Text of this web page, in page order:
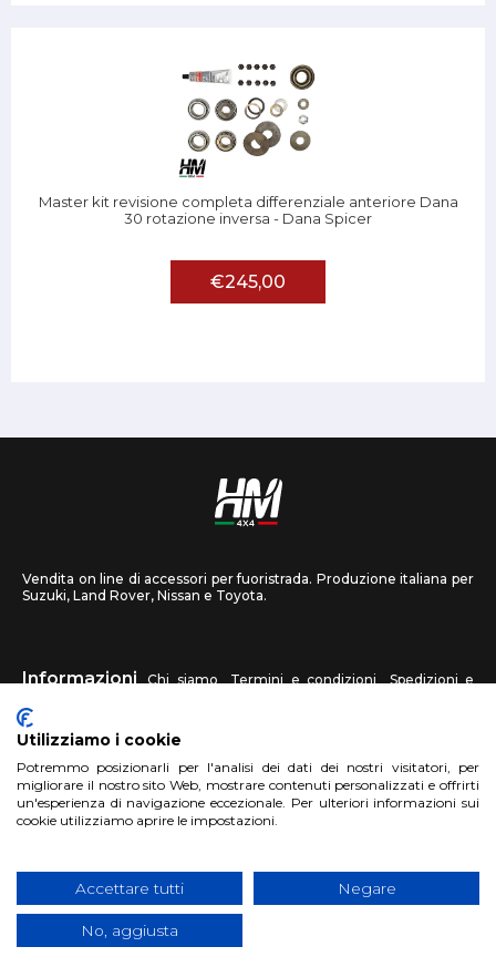
Master kit revisione completa differenziale anteriore Dana
30 rotazione inversa - Dana Spicer
€245,00
Vendita on line di accessori per fuoristrada. Produzione italiana per
Suzuki, Land Rover, Nissan e Toyota.
Informazioni Chi siamo Termini e condizioni
Spedizioni e
recessi
HM4X4 FAQ Centri assistenza Invia una foto
Account Registrati Accedi Carrello
Copyright 2018 HM4X4 FACTO S.R.L.
Cookies Policy
| Sito realizzato da
Utilizziamo i cookie
Potremmo posizionarli per l'analisi dei dati dei nostri visitatori, per
migliorare il nostro sito Web, mostrare contenuti personalizzati e offrirti
un'esperienza di navigazione eccezionale. Per ulteriori informazioni sui
cookie utilizziamo aprire le impostazioni.
Accettare tutti Negare
No, aggiusta